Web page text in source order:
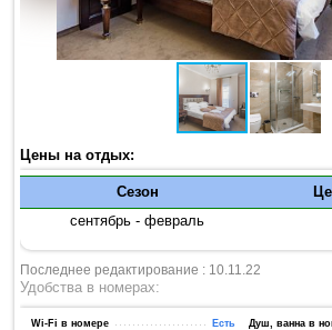
Цены на отдых:
Сезон
сентябрь - февраль
Последнее редактирование : 10.11.22
Удобства в номерах:
Wi-Fi в номере Есть Душ, ванна в